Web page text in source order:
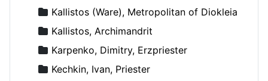
Kallistos (Ware), Metropolitan of Diokleia
Kallistos, Archimandrit
Karpenko, Dimitry, Erzpriester
Kechkin, Ivan, Priester